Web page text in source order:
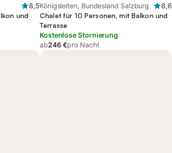
8,5
und
Königsleiten, Bundesland Salzburg
8,6
Chalet für 10 Personen, mit Balkon und
Terrasse
Kostenlose Stornierung
ab246 €pro Nacht